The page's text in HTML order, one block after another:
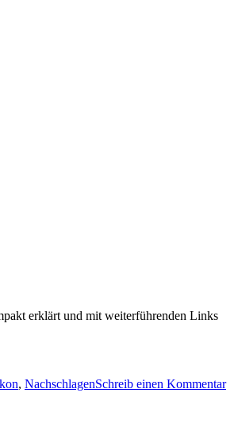
erklärt und mit weiterführenden Links
, NachschlagenSchreib einen Kommentar